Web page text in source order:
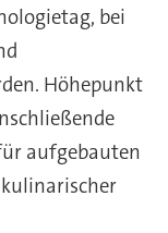
bei
Höhepunkt
aufgebauten